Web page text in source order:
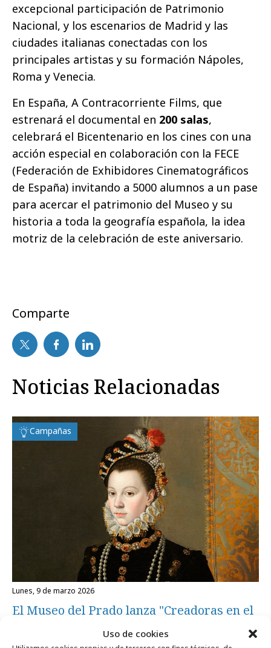
Uso de cookies
excepcional participación de Patrimonio
Nacional, y los escenarios de Madrid y las
ciudades italianas conectadas con los
principales artistas y su formación Nápoles,
Roma y Venecia.
En España, A Contracorriente Films, que
estrenará el documental en 200 salas,
celebrará el Bicentenario en los cines con una
acción especial en colaboración con la FECE
(Federación de Exhibidores Cinematográficos
de España) invitando a 5000 alumnos a un pase
para acercar el patrimonio del Museo y su
historia a toda la geografía española, la idea
motriz de la celebración de este aniversario.
Comparte
Noticias Relacionadas
Campañas
lunes, 9 de marzo 2026
El Museo del Prado lanza "Creadoras en el